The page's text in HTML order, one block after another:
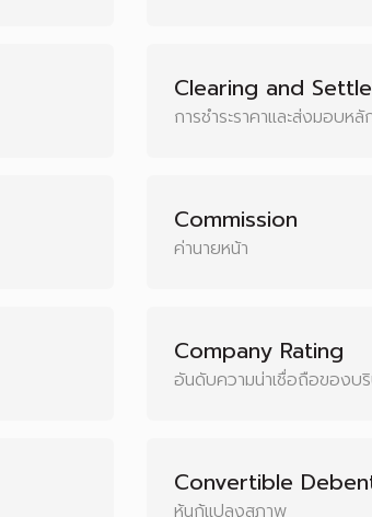
Clearing and
การชำระราคาและส่งมอบห
Commission
ค่านายหน้า
Company Rating
อันดับความน่าเชื่อถือของบ
Convertible
หุ้นกู้แปลงสภาพ